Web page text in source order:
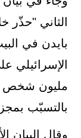
الثاني "حذّر
بايدن في
مليون شخص
بالتسبّب
وقال البيان